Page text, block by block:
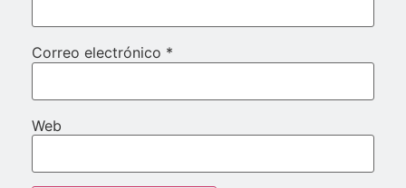
Correo electrónico *
Web